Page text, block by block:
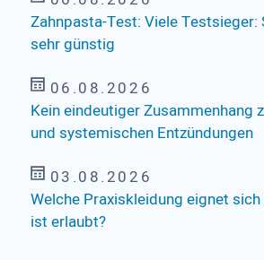
Zahnpasta-Test: Viele Testsieger:
sehr günstig
06.08.2026
Kein eindeutiger Zusammenhang
und systemischen Entzündungen
03.08.2026
Welche Praxiskleidung eignet
ist erlaubt?